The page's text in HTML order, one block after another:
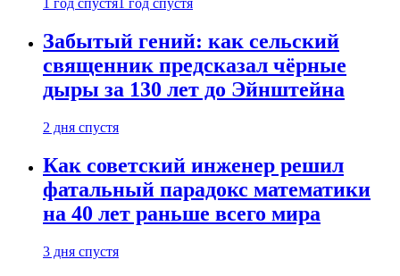
1 год спустя 1 год спустя
Забытый гений: как сельский
священник предсказал чёрные
дыры за 130 лет до Эйнштейна
2 дня спустя
Как советский инженер решил
фатальный парадокс математики
на 40 лет раньше всего мира
3 дня спустя